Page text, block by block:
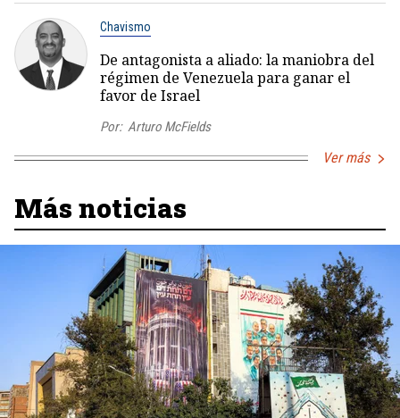
Chavismo
De antagonista a aliado: la maniobra del
régimen de Venezuela para ganar el
favor de Israel
Por: Arturo McFields
Ver más
Más noticias